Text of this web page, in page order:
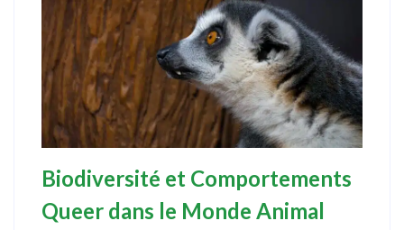
Biodiversité et Comportements
Queer dans le Monde Animal